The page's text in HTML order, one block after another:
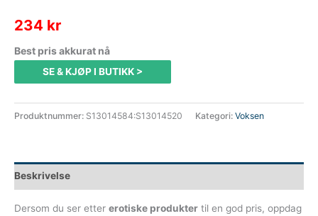
234 kr
Best pris akkurat nå
SE & KJØP I BUTIKK >
Produktnummer: S13014584:S13014520 Kategori: Voksen
Beskrivelse
Dersom du ser etter erotiske produkter til en god pris, oppdag